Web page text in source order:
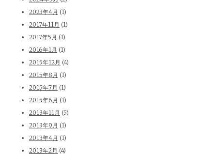
2023年4月 (1)
2017年11月 (1)
2017年5月 (1)
2016年1月 (1)
2015年12月 (4)
2015年8月 (1)
2015年7月 (1)
2015年6月 (1)
2013年11月 (5)
2013年9月 (1)
2013年4月 (1)
2013年2月 (4)